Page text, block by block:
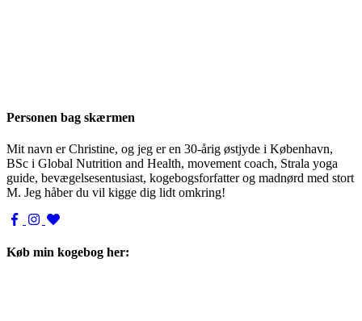
Personen bag skærmen
Mit navn er Christine, og jeg er en 30-årig østjyde i København,
BSc i Global Nutrition and Health, movement coach, Strala yoga
guide, bevægelsesentusiast, kogebogsforfatter og madnørd med stort
M. Jeg håber du vil kigge dig lidt omkring!
Køb min kogebog her: